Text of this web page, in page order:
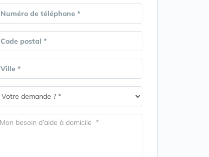
Numéro de téléphone *
Code postal *
Ville *